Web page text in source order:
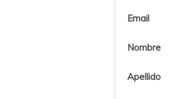
Email
Nombre
Apellido